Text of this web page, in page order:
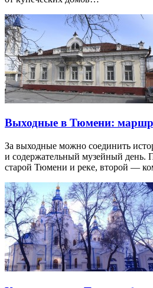
Выходные в Тюмени:
За выходные можно соединить
и содержательный музейный день.
старой Тюмени и реке, второй —